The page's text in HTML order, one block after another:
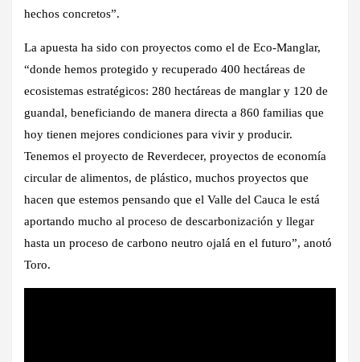
hechos concretos”.
La apuesta ha sido con proyectos como el de Eco-Manglar,
“donde hemos protegido y recuperado 400 hectáreas de
ecosistemas estratégicos: 280 hectáreas de manglar y 120 de
guandal, beneficiando de manera directa a 860 familias que
hoy tienen mejores condiciones para vivir y producir.
Tenemos el proyecto de Reverdecer, proyectos de economía
circular de alimentos, de plástico, muchos proyectos que
hacen que estemos pensando que el Valle del Cauca le está
aportando mucho al proceso de descarbonización y llegar
hasta un proceso de carbono neutro ojalá en el futuro”, anotó
Toro.